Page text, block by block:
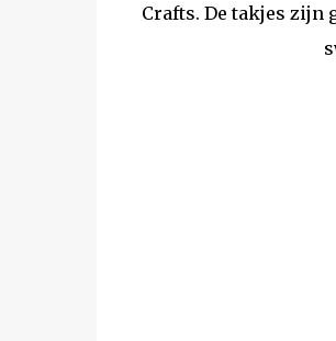
Crafts. De takjes zijn